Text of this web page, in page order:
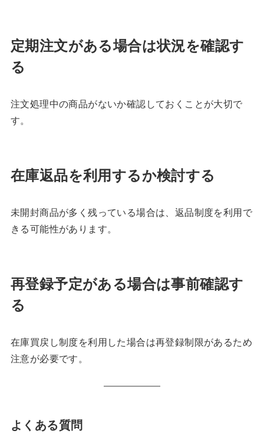
定期注文がある場合は状況を確認す
る
注文処理中の商品がないか確認しておくことが大切で
す。
在庫返品を利用するか検討する
未開封商品が多く残っている場合は、返品制度を利用で
きる可能性があります。
再登録予定がある場合は事前確認す
る
在庫買戻し制度を利用した場合は再登録制限があるため
注意が必要です。
よくある質問